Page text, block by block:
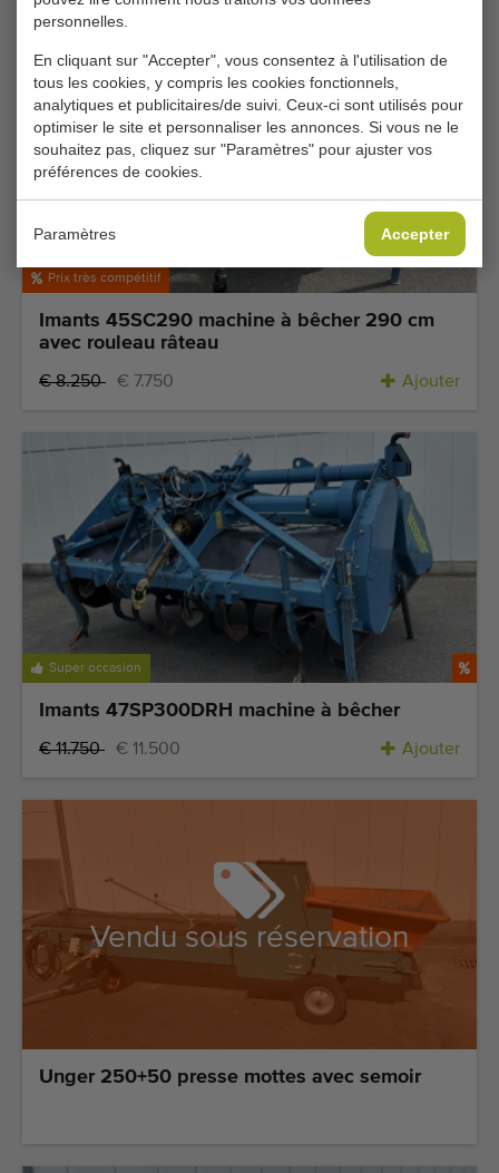
personnelles.
En cliquant sur "Accepter", vous consentez à l'utilisation de
tous les cookies, y compris les cookies fonctionnels,
analytiques et publicitaires/de suivi. Ceux-ci sont utilisés pour
optimiser le site et personnaliser les annonces. Si vous ne le
souhaitez pas, cliquez sur "Paramètres" pour ajuster vos
préférences de cookies.
Paramètres Accepter
Prix très compétitif
Imants 45SC290 machine à bêcher 290 cm
avec rouleau râteau
€ 8.250 € 7.750 Ajouter
Super occasion
Imants 47SP300DRH machine à bêcher
€ 11.750 € 11.500 Ajouter
Vendu sous réservation
Unger 250+50 presse mottes avec semoir